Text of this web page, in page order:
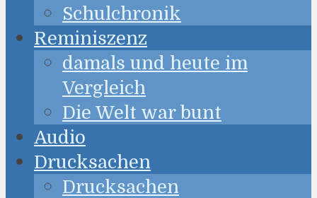
Schulchronik
Reminiszenz
damals und heute im
Vergleich
Die Welt war bunt
Audio
Drucksachen
Drucksachen